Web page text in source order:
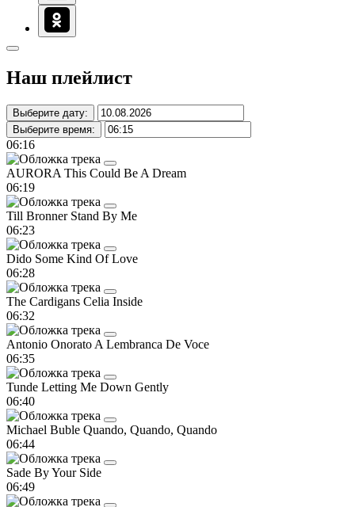
Наш плейлист
Выберите дату:
Выберите время:
06:16
AURORA This Could Be A Dream
06:19
Till Bronner Stand By Me
06:23
Dido Some Kind Of Love
06:28
The Cardigans Celia Inside
06:32
Antonio Onorato A Lembranca De Voce
06:35
Tunde Letting Me Down Gently
06:40
Michael Buble Quando, Quando, Quando
06:44
Sade By Your Side
06:49